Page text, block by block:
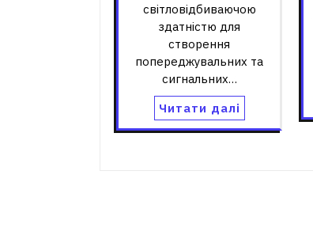
світловідбиваючою
здатністю для
створення
попереджувальних та
сигнальних…
Читати далі